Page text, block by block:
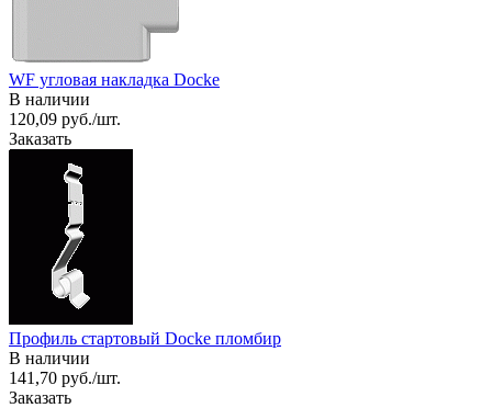
WF угловая накладка Docke
В наличии
120,09 руб./шт.
Заказать
Профиль стартовый Docke пломбир
В наличии
141,70 руб./шт.
Заказать